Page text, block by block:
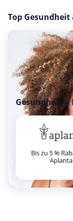
Top
Gesundheit &
Bis zu 5 %
Aplanta